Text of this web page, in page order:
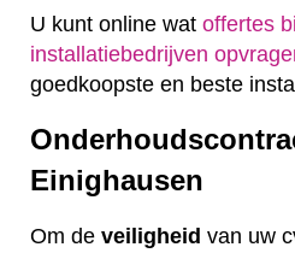
U kunt online wat offertes
installatiebedrijven
goedkoopste en beste
Einighausen
Om de veiligheid van uw